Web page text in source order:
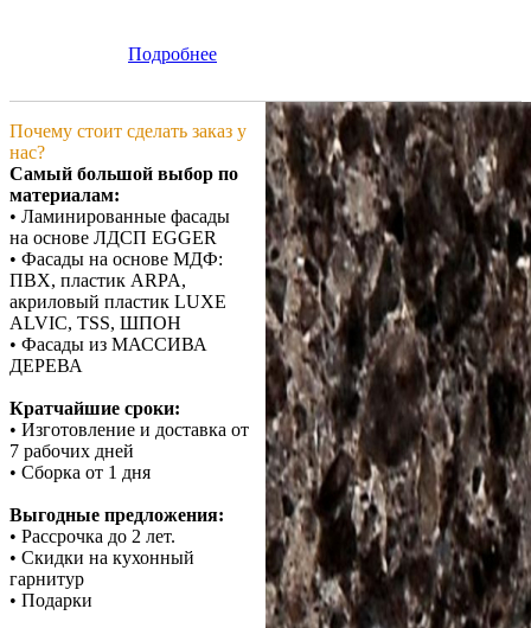
Подробнее
Почему стоит сделать заказ у
нас?
Самый большой выбор по
материалам:
• Ламинированные фасады
на основе ЛДСП EGGER
• Фасады на основе МДФ:
ПВХ, пластик ARPA,
акриловый пластик LUXE
ALVIC, TSS, ШПОН
• Фасады из МАССИВА
ДЕРЕВА
Кратчайшие сроки:
• Изготовление и доставка от
7 рабочих дней
• Сборка от 1 дня
Выгодные предложения:
• Рассрочка до 2 лет.
• Скидки на кухонный
гарнитур
• Подарки